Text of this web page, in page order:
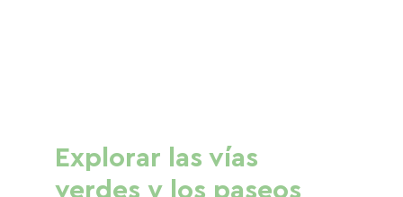
Explorar las vías
verdes y los paseos